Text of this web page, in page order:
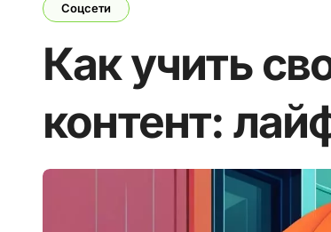
Соцсети
Как учить
контент: